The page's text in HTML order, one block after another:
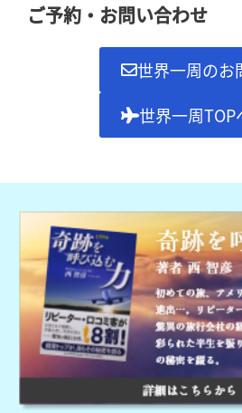
ご予約・お問い合わせ
世界一周のお
世界一周TOP